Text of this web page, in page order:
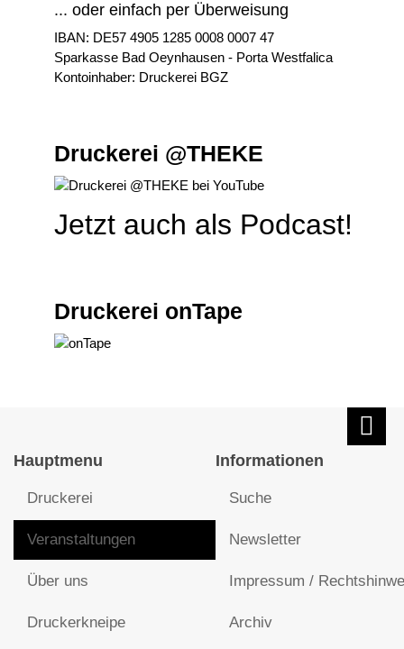
... oder einfach per Überweisung
IBAN: DE57 4905 1285 0008 0007 47
Sparkasse Bad Oeynhausen - Porta Westfalica
Kontoinhaber: Druckerei BGZ
Druckerei @THEKE
Jetzt auch als Podcast!
Druckerei onTape
Hauptmenu
Druckerei
Veranstaltungen
Über uns
Druckerkneipe
Informationen
Suche
Newsletter
Impressum /
Archiv